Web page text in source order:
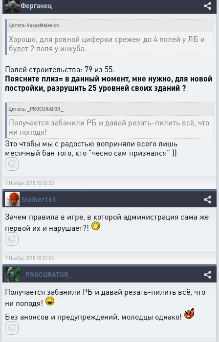
Ферганец
Цитата: VasyaMalevich
Хорошо, для ровной циферки срежем до 4 полей у ЛБ и
будет 2 поля у инкуба.
Полей строительства: 79 из 55.
Поясните плиз= в данный момент, мне нужно, для новой
постройки, разрушить 25 уровней своих зданий ?
Цитата: _PROCURATOR_
Получается забанили РБ и давай резать-пилить всё, что
ни поподя!
Это чтобы мы с радостью воприняли всего лишь
месячный бан того, кто "чесно сам признался" ))
1 Ноября 2018 10:50:53
Stalker161
Зачем правила в игре, в которой администрация сама же
первой их и нарушает?!
1 Ноября 2018 10:51:56
_PROCURATOR_
Получается забанили РБ и давай резать-пилить всё, что
ни поподя!
Без анонсов и предупреждений, молодцы однако!